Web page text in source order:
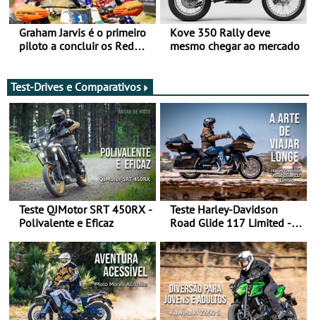
Graham Jarvis é o primeiro
piloto a concluir os Red
Kove 350 Rally deve
mesmo chegar ao mercado
Test-Drives e Comparativos
Teste QJMotor SRT 450RX -
Polivalente e Eficaz
Teste Harley-Davidson
Road Glide 117 Limited - A